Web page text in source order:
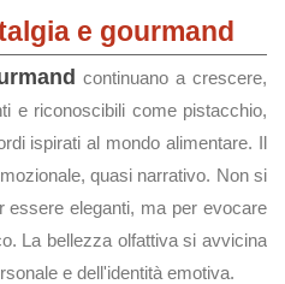
e gourmand
continuano a crescere,
e riconoscibili come pistacchio,
ispirati al mondo alimentare. Il
quasi narrativo. Non si
essere eleganti, ma per evocare
La bellezza olfattiva si avvicina
e dell'identità emotiva.